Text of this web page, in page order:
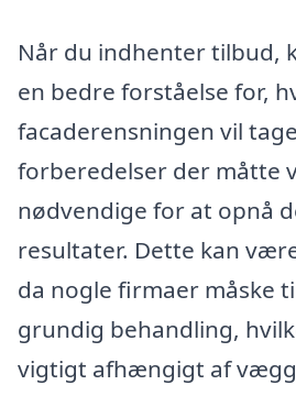
Når du indhenter tilbud,
en bedre forståelse for,
facaderensningen vil
forberedelser der måtte
nødvendige for at opnå
resultater. Dette kan
da nogle firmaer måske
grundig behandling,
vigtigt afhængigt af